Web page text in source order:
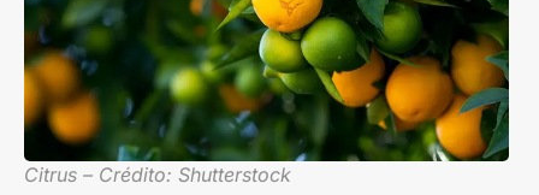
Citrus – Crédito: Shutterstock